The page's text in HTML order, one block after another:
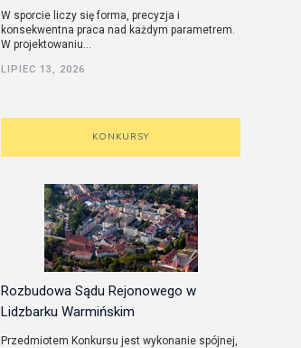
W sporcie liczy się forma, precyzja i
konsekwentna praca nad każdym parametrem.
W projektowaniu...
LIPIEC 13, 2026
KONKURSY
Rozbudowa Sądu Rejonowego w
Lidzbarku Warmińskim
Przedmiotem Konkursu jest wykonanie spójnej,